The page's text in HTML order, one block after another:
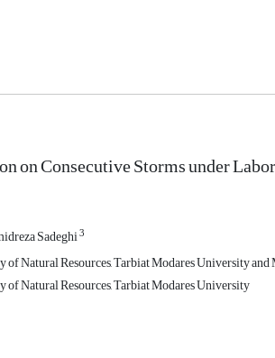
on Consecutive Storms under
Sadeghi3
Natural Resources, Tarbiat Modares University
Natural Resources, Tarbiat Modares University